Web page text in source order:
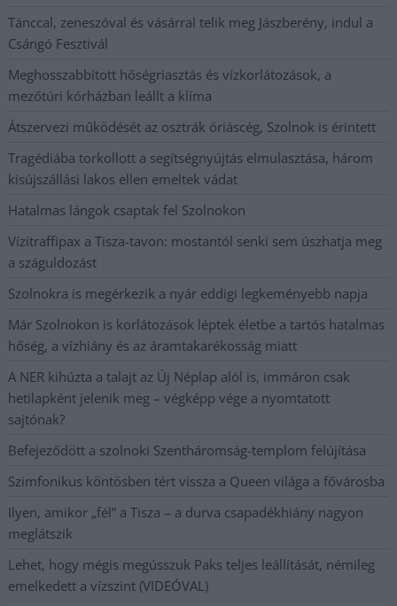
Tánccal, zeneszóval és vásárral telik meg Jászberény, indul a
Csángó Fesztivál
Meghosszabbított hőségriasztás és vízkorlátozások, a
mezőtúri kórházban leállt a klíma
Átszervezi működését az osztrák óriáscég, Szolnok is érintett
Tragédiába torkollott a segítségnyújtás elmulasztása, három
kisújszállási lakos ellen emeltek vádat
Hatalmas lángok csaptak fel Szolnokon
Vízitraffipax a Tisza-tavon: mostantól senki sem úszhatja meg
a száguldozást
Szolnokra is megérkezik a nyár eddigi legkeményebb napja
Már Szolnokon is korlátozások léptek életbe a tartós hatalmas
hőség, a vízhiány és az áramtakarékosság miatt
A NER kihúzta a talajt az Új Néplap alól is, immáron csak
hetilapként jelenik meg – végképp vége a nyomtatott
sajtónak?
Befejeződött a szolnoki Szentháromság-templom felújítása
Szimfonikus köntösben tért vissza a Queen világa a fővárosba
Ilyen, amikor „fél” a Tisza – a durva csapadékhiány nagyon
meglátszik
Lehet, hogy mégis megússzuk Paks teljes leállítását, némileg
emelkedett a vízszint (VIDEÓVAL)